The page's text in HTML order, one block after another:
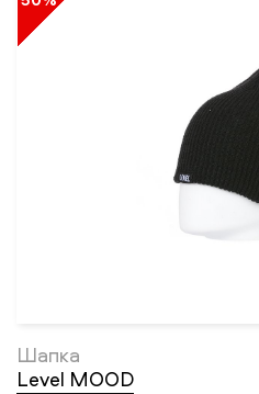
Шапка
Level MOOD